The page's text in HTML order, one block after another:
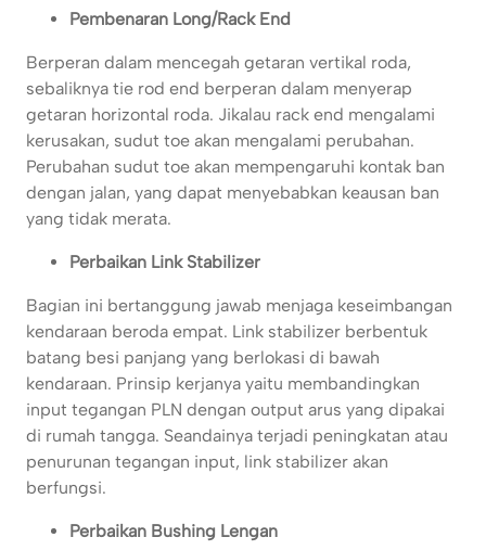
Pembenaran Long/Rack End
Berperan dalam mencegah getaran vertikal roda,
sebaliknya tie rod end berperan dalam menyerap
getaran horizontal roda. Jikalau rack end mengalami
kerusakan, sudut toe akan mengalami perubahan.
Perubahan sudut toe akan mempengaruhi kontak ban
dengan jalan, yang dapat menyebabkan keausan ban
yang tidak merata.
Perbaikan Link Stabilizer
Bagian ini bertanggung jawab menjaga keseimbangan
kendaraan beroda empat. Link stabilizer berbentuk
batang besi panjang yang berlokasi di bawah
kendaraan. Prinsip kerjanya yaitu membandingkan
input tegangan PLN dengan output arus yang dipakai
di rumah tangga. Seandainya terjadi peningkatan atau
penurunan tegangan input, link stabilizer akan
berfungsi.
Perbaikan Bushing Lengan